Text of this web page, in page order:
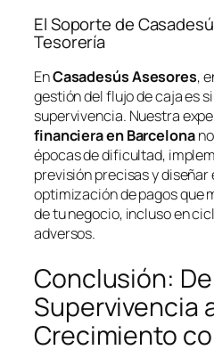
El Soporte de
Tesorería
EnCasadesús Asesores,
gestión del flujo de caja es
supervivencia. Nuestra
financiera en Barcelona
épocas de dificultad,
previsión precisas y
optimización de pagos que
de tu negocio, incluso en
adversos.
Conclusión:
Supervivencia
Crecimiento